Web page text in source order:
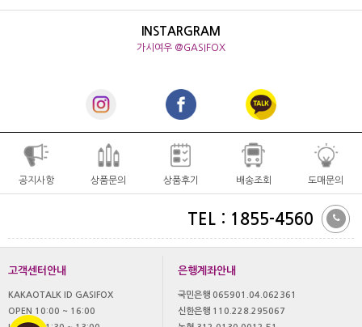
INSTARGRAM
가시여우 @GASIFOX
공지사항 상품문의 상품후기 배송조회 도매문의
TEL : 1855-4560
고객센터안내
KAKAOTALK ID GASIFOX
OPEN 10:00 ~ 16:00
은행계좌안내
국민은행 065901.04.062361
신한은행 110.228.295067